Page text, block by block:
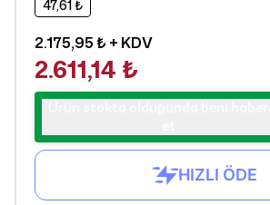
47,61 ₺
2.175,95 ₺+ KDV
2.611,14 ₺